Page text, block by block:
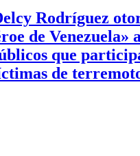
Rodríguez
de Venezuela»
que
de